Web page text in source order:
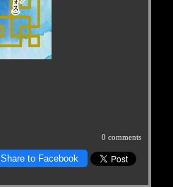
0 comments
Share to Facebook